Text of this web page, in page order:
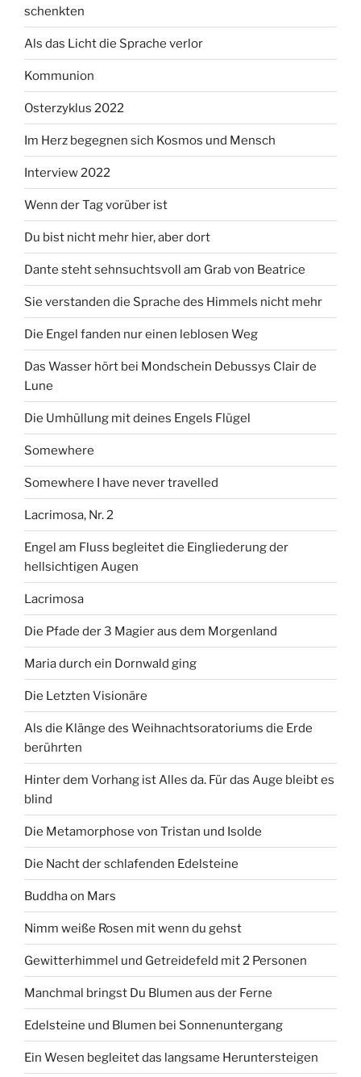
schenkten
Als das Licht die Sprache verlor
Kommunion
Osterzyklus 2022
Im Herz begegnen sich Kosmos und Mensch
Interview 2022
Wenn der Tag vorüber ist
Du bist nicht mehr hier, aber dort
Dante steht sehnsuchtsvoll am Grab von Beatrice
Sie verstanden die Sprache des Himmels nicht mehr
Die Engel fanden nur einen leblosen Weg
Das Wasser hört bei Mondschein Debussys Clair de
Lune
Die Umhüllung mit deines Engels Flügel
Somewhere
Somewhere I have never travelled
Lacrimosa, Nr. 2
Engel am Fluss begleitet die Eingliederung der
hellsichtigen Augen
Lacrimosa
Die Pfade der 3 Magier aus dem Morgenland
Maria durch ein Dornwald ging
Die Letzten Visionäre
Als die Klänge des Weihnachtsoratoriums die Erde
berührten
Hinter dem Vorhang ist Alles da. Für das Auge bleibt es
blind
Die Metamorphose von Tristan und Isolde
Die Nacht der schlafenden Edelsteine
Buddha on Mars
Nimm weiße Rosen mit wenn du gehst
Gewitterhimmel und Getreidefeld mit 2 Personen
Manchmal bringst Du Blumen aus der Ferne
Edelsteine und Blumen bei Sonnenuntergang
Ein Wesen begleitet das langsame Heruntersteigen